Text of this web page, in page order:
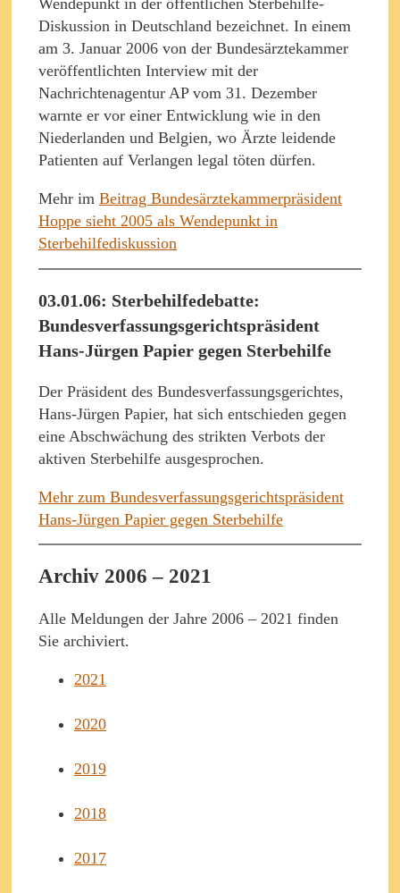
Wendepunkt in der öffentlichen Sterbehilfe-
Diskussion in Deutschland bezeichnet. In einem
am 3. Januar 2006 von der Bundesärztekammer
veröffentlichten Interview mit der
Nachrichtenagentur AP vom 31. Dezember
warnte er vor einer Entwicklung wie in den
Niederlanden und Belgien, wo Ärzte leidende
Patienten auf Verlangen legal töten dürfen.
Mehr im Beitrag Bundesärztekammerpräsident
Hoppe sieht 2005 als Wendepunkt in
Sterbehilfediskussion
03.01.06: Sterbehilfedebatte:
Bundesverfassungsgerichtspräsident
Hans-Jürgen Papier gegen Sterbehilfe
Der Präsident des Bundesverfassungsgerichtes,
Hans-Jürgen Papier, hat sich entschieden gegen
eine Abschwächung des strikten Verbots der
aktiven Sterbehilfe ausgesprochen.
Mehr zum Bundesverfassungsgerichtspräsident
Hans-Jürgen Papier gegen Sterbehilfe
Archiv 2006 – 2021
Alle Meldungen der Jahre 2006 – 2021 finden
Sie archiviert.
2021
2020
2019
2018
2017